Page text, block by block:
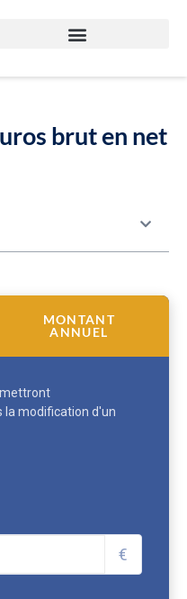
brut en net
MONTANT
ANNUEL
mettront
modification d'un
€